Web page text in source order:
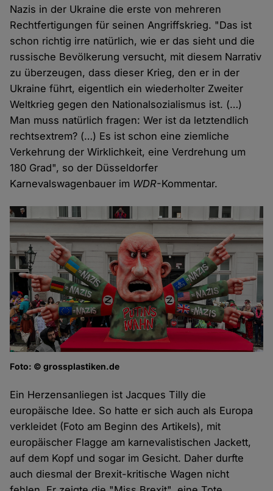
Nazis in der Ukraine die erste von mehreren
Rechtfertigungen für seinen Angriffskrieg. "Das ist
schon richtig irre natürlich, wie er das sieht und die
russische Bevölkerung versucht, mit diesem Narrativ
zu überzeugen, dass dieser Krieg, den er in der
Ukraine führt, eigentlich ein wiederholter Zweiter
Weltkrieg gegen den Nationalsozialismus ist. (…)
Man muss natürlich fragen: Wer ist da letztendlich
rechtsextrem? (…) Es ist schon eine ziemliche
Verkehrung der Wirklichkeit, eine Verdrehung um
180 Grad", so der Düsseldorfer
Karnevalswagenbauer im WDR-Kommentar.
Foto: © grossplastiken.de
Ein Herzensanliegen ist Jacques Tilly die
europäische Idee. So hatte er sich auch als Europa
verkleidet (Foto am Beginn des Artikels), mit
europäischer Flagge am karnevalistischen Jackett,
auf dem Kopf und sogar im Gesicht. Daher durfte
auch diesmal der Brexit-kritische Wagen nicht